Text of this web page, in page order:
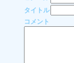
タイトル
コメント